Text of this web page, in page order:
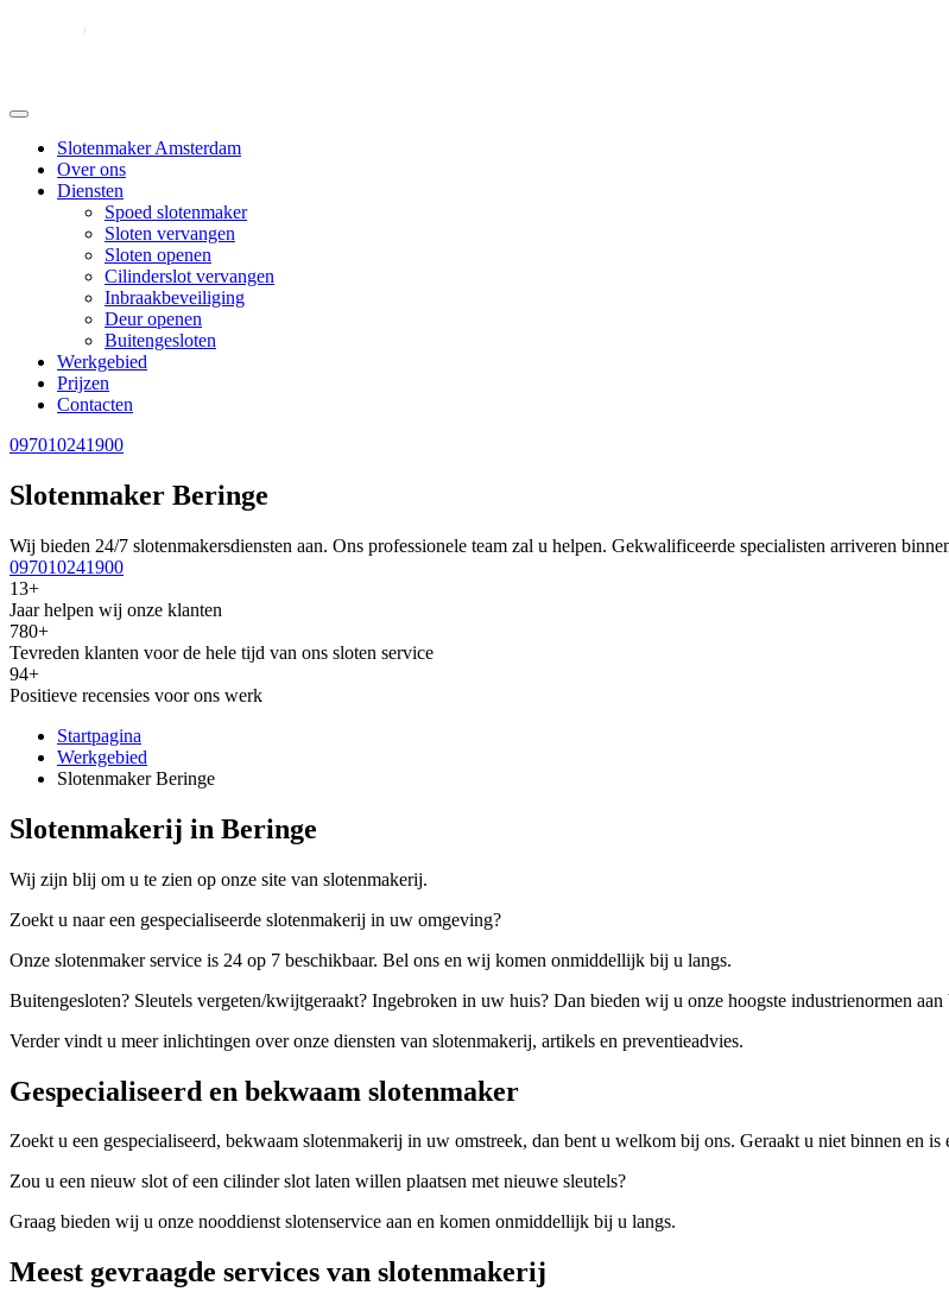
Slotenmaker Amsterdam
Over ons
Diensten
Spoed slotenmaker
Sloten vervangen
Sloten openen
Cilinderslot vervangen
Inbraakbeveiliging
Deur openen
Buitengesloten
Werkgebied
Prijzen
Contacten
097010241900
Slotenmaker Beringe
Wij bieden 24/7 slotenmakersdiensten aan. Ons professionele team zal u helpen. Gekwalificeerde specialisten arriveren
097010241900
13+
Jaar helpen wij onze klanten
780+
Tevreden klanten voor de hele tijd van ons sloten service
94+
Positieve recensies voor ons werk
Startpagina
Werkgebied
Slotenmaker Beringe
Slotenmakerij in Beringe
Wij zijn blij om u te zien op onze site van slotenmakerij.
Zoekt u naar een gespecialiseerde slotenmakerij in uw omgeving?
Onze slotenmaker service is 24 op 7 beschikbaar. Bel ons en wij komen onmiddellijk bij u langs.
Buitengesloten? Sleutels vergeten/kwijtgeraakt? Ingebroken in uw huis? Dan bieden wij u onze hoogste industrienormen
Verder vindt u meer inlichtingen over onze diensten van slotenmakerij, artikels en preventieadvies.
Gespecialiseerd en bekwaam slotenmaker
Zoekt u een gespecialiseerd, bekwaam slotenmakerij in uw omstreek, dan bent u welkom bij ons. Geraakt u niet binnen en is
Zou u een nieuw slot of een cilinder slot laten willen plaatsen met nieuwe sleutels?
Graag bieden wij u onze nooddienst slotenservice aan en komen onmiddellijk bij u langs.
Meest gevraagde services van slotenmakerij